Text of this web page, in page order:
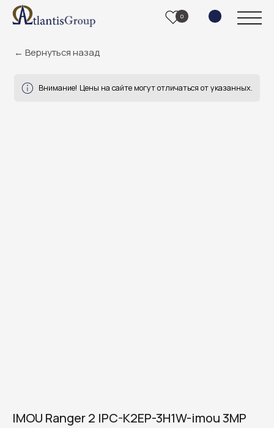
0
IMOU Ranger 2 IPC-K2EP-3H1W-imou 3MP